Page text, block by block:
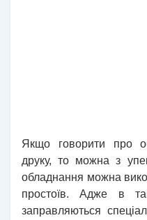
Якщо говорити про
друку, то можна з
обладнання можна
простоїв. Адже в
заправляються